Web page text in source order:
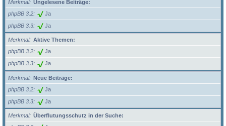
Merkmal
Ungelesene Beiträge:
phpBB 3.2
Ja
phpBB 3.3 Ja
Merkmal
Aktive Themen:
phpBB 3.2
Ja
phpBB 3.3 Ja
Merkmal
Neue Beiträge:
phpBB 3.2
Ja
phpBB 3.3 Ja
Merkmal
Überflutungsschutz in der Suche: